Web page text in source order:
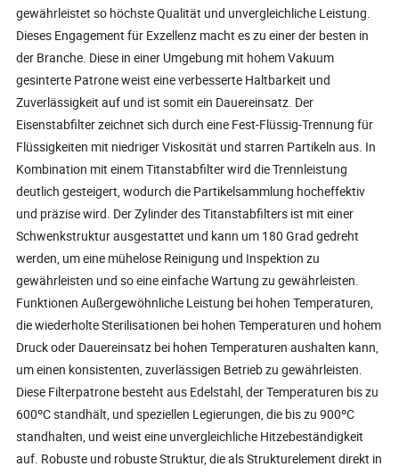
gewährleistet so höchste Qualität und unvergleichliche Leistung.
Dieses Engagement für Exzellenz macht es zu einer der besten in
der Branche. Diese in einer Umgebung mit hohem Vakuum
gesinterte Patrone weist eine verbesserte Haltbarkeit und
Zuverlässigkeit auf und ist somit ein Dauereinsatz. Der
Eisenstabfilter zeichnet sich durch eine Fest-Flüssig-Trennung für
Flüssigkeiten mit niedriger Viskosität und starren Partikeln aus. In
Kombination mit einem Titanstabfilter wird die Trennleistung
deutlich gesteigert, wodurch die Partikelsammlung hocheffektiv
und präzise wird. Der Zylinder des Titanstabfilters ist mit einer
Schwenkstruktur ausgestattet und kann um 180 Grad gedreht
werden, um eine mühelose Reinigung und Inspektion zu
gewährleisten und so eine einfache Wartung zu gewährleisten.
Funktionen Außergewöhnliche Leistung bei hohen Temperaturen,
die wiederholte Sterilisationen bei hohen Temperaturen und hohem
Druck oder Dauereinsatz bei hohen Temperaturen aushalten kann,
um einen konsistenten, zuverlässigen Betrieb zu gewährleisten.
Diese Filterpatrone besteht aus Edelstahl, der Temperaturen bis zu
600ºC standhält, und speziellen Legierungen, die bis zu 900ºC
standhalten, und weist eine unvergleichliche Hitzebeständigkeit
auf. Robuste und robuste Struktur, die als Strukturelement direkt in